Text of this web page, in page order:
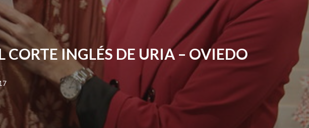
CORTE INGLÉS DE URIA – OVIEDO